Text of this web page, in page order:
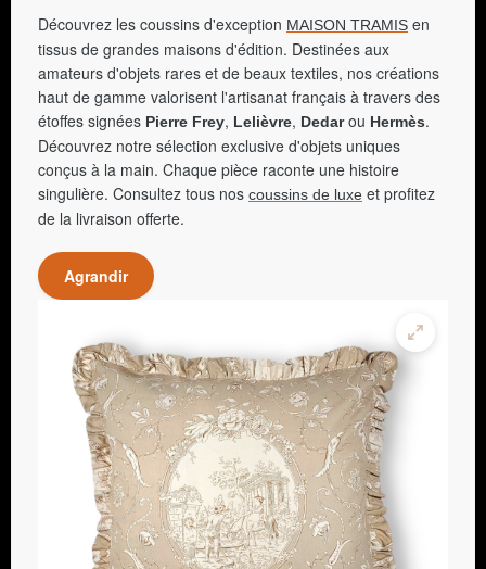
Découvrez les coussins d'exception MAISON TRAMIS en
tissus de grandes maisons d'édition. Destinées aux
amateurs d'objets rares et de beaux textiles, nos créations
haut de gamme valorisent l'artisanat français à travers des
étoffes signées Pierre Frey, Lelièvre, Dedarou Hermès.
Découvrez notre sélection exclusive d'objets uniques
conçus à la main. Chaque pièce raconte une histoire
singulière. Consultez tous nos coussins de luxe et profitez
de la livraison offerte.
Agrandir